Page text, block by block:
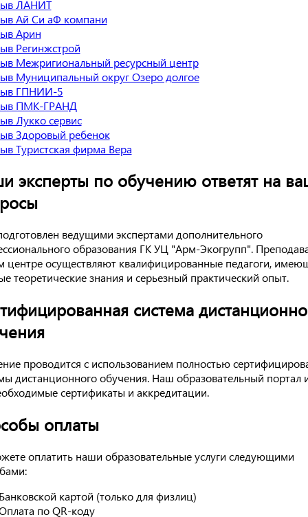
эксперты по обучению ответят на
ведущими экспертами дополнительного
образования ГК УЦ "Арм-Экогрупп".
центре осуществляют квалифицированные педагоги,
теоретические знания и серьезный практический опыт.
система
проводится с использованием полностью
дистанционного обучения. Наш образовательный портал
сертификаты и аккредитации.
оплаты
оплатить наши образовательные услуги следующими
картой (только для физлиц)
по QR-коду